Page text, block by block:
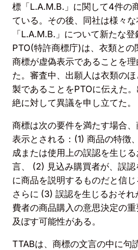
標「 L.A.M.B. 」に関して4件の
ている。その後、同社は様々
「 L.A.M.B. 」について新たな登
PTO(特許商標庁)は、衣類との
商標が虚偽表示であることを
た。審査中、出願人は衣類の
製であることをPTOに伝えた
絶に対して異議を申し立てた。
商標は次の要件を満たす場合
表示とされる： (1) 商品の特徴
成または使用上の誤認を生じ
言、
(2) 見込み購買者が、誤
に商品を説明するものだと信じ
さらに (3) 誤認を生じるおそ
費者の商品購入の意思決定の
及ぼす可能性がある。
TTABは、商標の文言の中に句